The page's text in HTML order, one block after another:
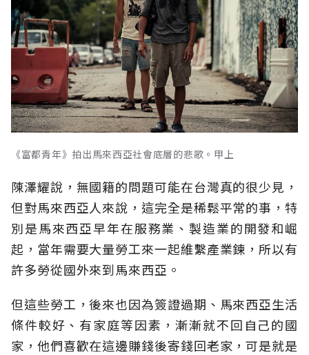
《富都青年》拍出馬來西亞社會底層的悲歌。甲上
陳澤耀說，無國籍的問題可能在台灣真的很少見，
但對馬來西亞人來說，這完全是稀鬆平常的事，特
別是馬來西亞早年在服務業、製造業的開發和崛
起，當年需要大量勞工來一起維繫產業鍊，所以有
許多勞從國外來到馬來西亞。
但這些勞工，後來也因為簽證過期、馬來西亞生活
條件較好、有家庭等因素，漸漸就不回自己的國
家，他們喜歡在這邊賺錢後寄錢回老家，可是就是